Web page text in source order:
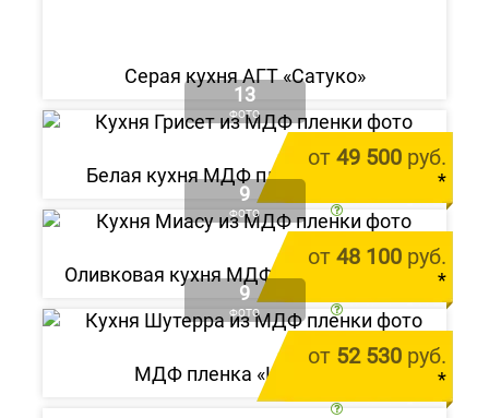
Серая кухня АГТ «Сатуко»
13
ФОТО
от 49 500 руб.
*
цена за 1 м.п.
Белая кухня МДФ пленка «Грисет»
9
ФОТО
от 48 100 руб.
*
цена за 1 м.п.
Оливковая кухня МДФ пленка «Миасу»
9
ФОТО
от 52 530 руб.
*
МДФ пленка «Шутерра»